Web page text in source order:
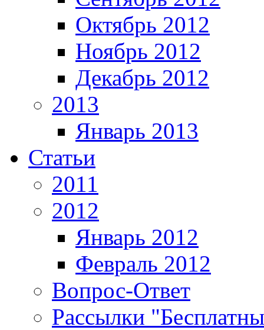
Октябрь 2012
Ноябрь 2012
Декабрь 2012
2013
Январь 2013
Статьи
2011
2012
Январь 2012
Февраль 2012
Вопрос-Ответ
Рассылки